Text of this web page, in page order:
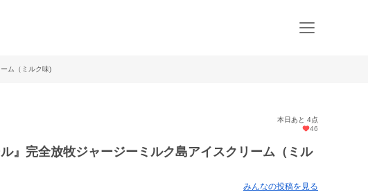
ム（ミルク味)
本日あと 4点
46
ル』完全放牧ジャージーミルク島アイスクリーム（ミル
みんなの投稿を見る